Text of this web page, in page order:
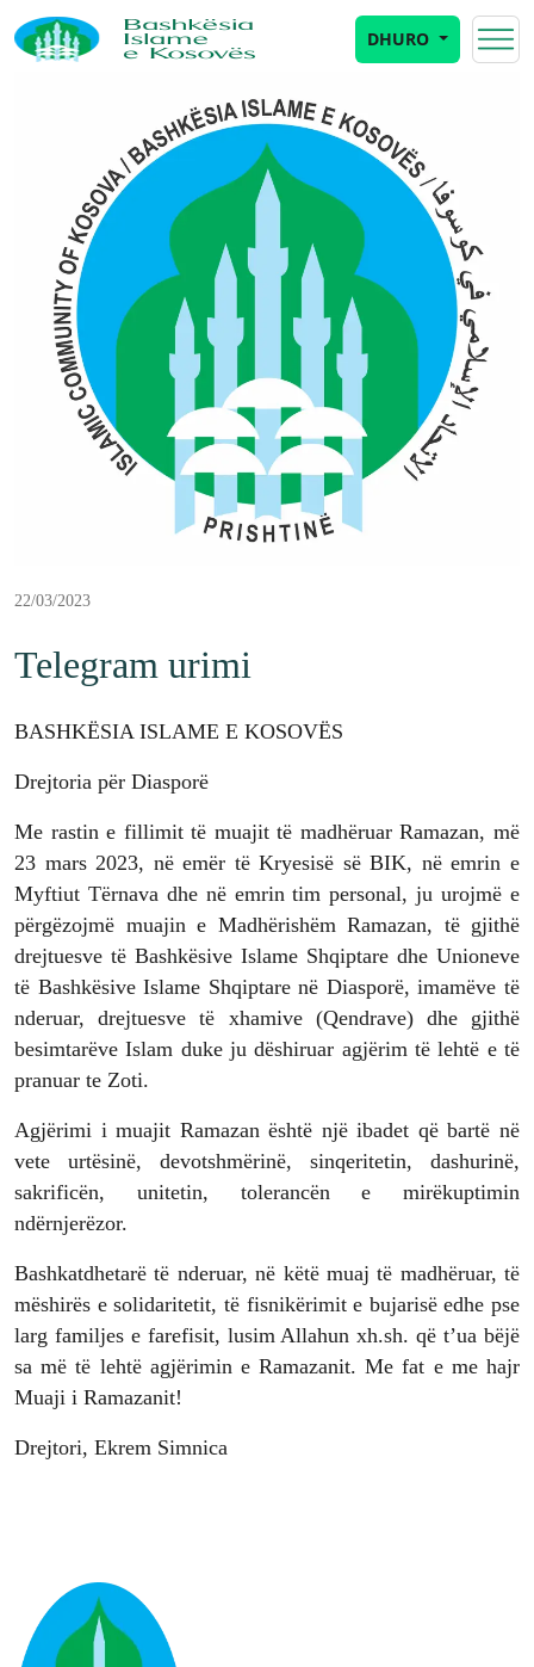
DHURO
22/03/2023
Telegram urimi
BASHKËSIA ISLAME E KOSOVËS
Drejtoria për Diasporë
Me rastin e fillimit të muajit të madhëruar Ramazan, më
23 mars 2023, në emër të Kryesisë së BIK, në emrin e
Myftiut Tërnava dhe në emrin tim personal, ju urojmë e
përgëzojmë muajin e Madhërishëm Ramazan, të gjithë
drejtuesve të Bashkësive Islame Shqiptare dhe Unioneve
të Bashkësive Islame Shqiptare në Diasporë, imamëve të
nderuar, drejtuesve të xhamive (Qendrave) dhe gjithë
besimtarëve Islam duke ju dëshiruar agjërim të lehtë e të
pranuar te Zoti.
Agjërimi i muajit Ramazan është një ibadet që bartë në
vete urtësinë, devotshmërinë, sinqeritetin, dashurinë,
sakrificën, unitetin, tolerancën e mirëkuptimin
ndërnjerëzor.
Bashkatdhetarë të nderuar, në këtë muaj të madhëruar, të
mëshirës e solidaritetit, të fisnikërimit e bujarisë edhe pse
larg familjes e farefisit, lusim Allahun xh.sh. që t’ua bëjë
sa më të lehtë agjërimin e Ramazanit. Me fat e me hajr
Muaji i Ramazanit!
Drejtori, Ekrem Simnica